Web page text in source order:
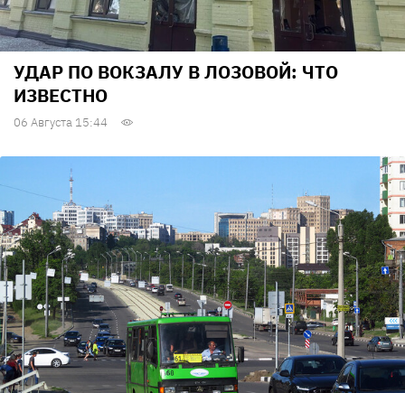
УДАР ПО ВОКЗАЛУ В ЛОЗОВОЙ: ЧТО
ИЗВЕСТНО
06 Августа 15:44